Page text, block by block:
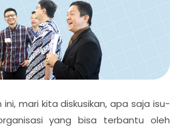
mari kita diskusikan, apa saja isu-
yang bisa terbantu oleh